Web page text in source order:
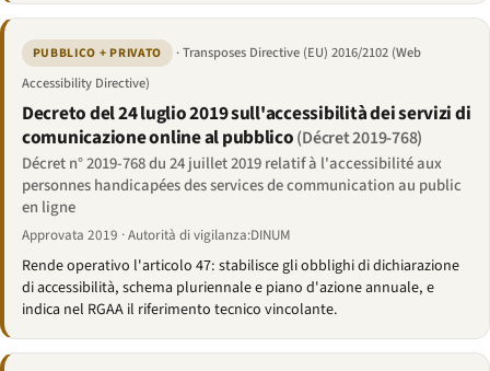
PUBBLICO + PRIVATO
· Transposes Directive (EU) 2016/2102 (Web
Accessibility Directive)
Decreto del 24 luglio 2019 sull'accessibilità dei servizi di
comunicazione online al pubblico(Décret 2019-768)
Décret n° 2019-768 du 24 juillet 2019 relatif à l'accessibilité aux
personnes handicapées des services de communication au public
en ligne
Approvata 2019 · Autorità di vigilanza:DINUM
Rende operativo l'articolo 47: stabilisce gli obblighi di dichiarazione
di accessibilità, schema pluriennale e piano d'azione annuale, e
indica nel RGAA il riferimento tecnico vincolante.